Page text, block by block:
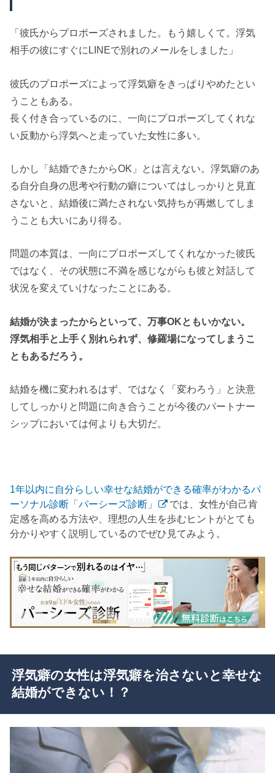
「彼氏からプロポーズされました。もう嬉しくて。浮気
相手の彼にすぐにLINEで別れのメールをしました」
彼氏のプロポーズによって浮気癖をきっぱりやめたとい
うこともある。
長く付き合っているのに、一向にプロポーズしてくれな
い反動から浮気へと走っていた女性に多い。
しかし「結婚できたからOK」とは言えない。浮気癖のあ
る自分自身の思考や行動の癖についてはしっかりと見直
さないと、結婚後に満たされない気持ちが再燃してしま
うことも大いにあり得る。
問題の本質は、一向にプロポーズしてくれなかった彼氏
ではなく、その状態に不満を感じながらも彼と対話して
状況を変えていけなったことにある。
結婚が決まったからといって、万事OKともいかない。
浮気相手と上手く別れられず、修羅場になってしまうこ
ともあるだろう。
結婚を機に変われるはず、ではなく「変わろう」と決意
してしっかりと問題に向き合うことが今後のパートナー
シップにおいては何よりも大切だ。
1年以内に自分らしい幸せな結婚ができる確率がわかるパ
ーソナル診断「パーシーズ診断」
では、女性が自己肯
定感を高める方法や、理想の人生を歩むヒントがとても
分かりやすく説明しているのでぜひ見てみよう。
浮気癖の女性は浮気癖を治さないと幸せな
結婚ができない！？